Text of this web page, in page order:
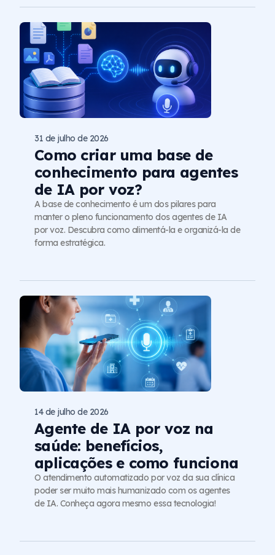
Como criar uma base de
conhecimento para agentes
de IA por voz?
31 de julho de 2026
A base de conhecimento é um dos pilares para
manter o pleno funcionamento dos agentes de IA
por voz. Descubra como alimentá-la e organizá-la de
forma estratégica.
Agente de IA por voz na
saúde: benefícios,
aplicações e como funciona
14 de julho de 2026
O atendimento automatizado por voz da sua clínica
poder ser muito mais humanizado com os agentes
de IA. Conheça agora mesmo essa tecnologia!